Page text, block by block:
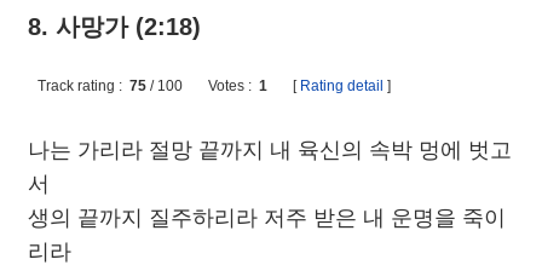
8. 사망가 (2:18)
Track rating :75 / 100 Votes :1 [ Rating detail ]
나는 가리라 절망 끝까지 내 육신의 속박 멍에 벗고
서
생의 끝까지 질주하리라 저주 받은 내 운명을 죽이
리라